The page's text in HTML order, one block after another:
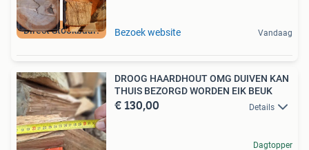
Direct Stookbaar! Bezoek website Vandaag
DROOG HAARDHOUT OMG DUIVEN KAN
THUIS BEZORGD WORDEN EIK BEUK
€ 130,00 Details
Dagtopper